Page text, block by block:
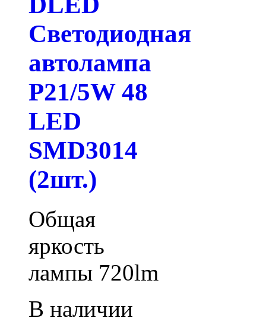
Светодиодная
автолампа
P21/5W 48
LED
SMD3014
(2шт.)
Общая
яркость
лампы 720lm
В наличии